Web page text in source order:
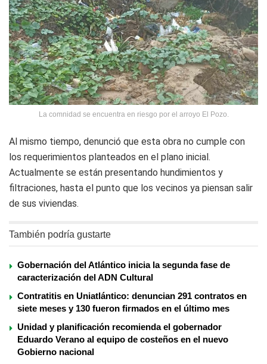
La comnidad se encuentra en riesgo por el arroyo El Pozo.
Al mismo tiempo, denunció que esta obra no cumple con
los requerimientos planteados en el plano inicial.
Actualmente se están presentando hundimientos y
filtraciones, hasta el punto que los vecinos ya piensan salir
de sus viviendas.
También podría gustarte
Gobernación del Atlántico inicia la segunda fase de
caracterización del ADN Cultural
Contratitis en Uniatlántico: denuncian 291 contratos en
siete meses y 130 fueron firmados en el último mes
Unidad y planificación recomienda el gobernador
Eduardo Verano al equipo de costeños en el nuevo
Gobierno nacional